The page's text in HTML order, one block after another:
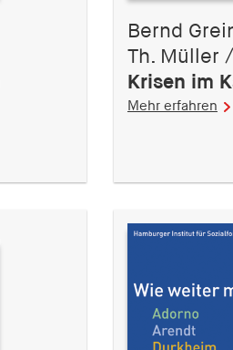
Bernd
Th. Müller
Krisen im
Mehr erfahren